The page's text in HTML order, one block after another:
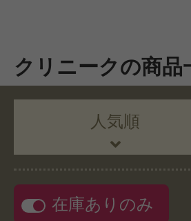
クリニークの商品
人気順
在庫ありのみ